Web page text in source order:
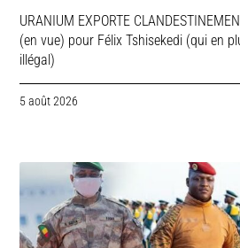
URANIUM EXPORTE
(en vue) pour Félix Tshisekedi (qui en
illégal)
5 août 2026